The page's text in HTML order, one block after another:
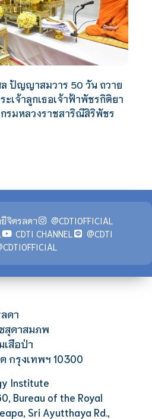
ปัญญาสมวาร 50 วัน ถวาย
เจ้าลูกเธอเจ้าฟ้าพัชรกิติยา
รมหลวงราชสาริณีสิริพัชร
จิตรลดา
@CDTIOFFICIAL
CDTI CHANNEL
@CDTI
ดา
สุดาสมภพ
สือป่า
กรุงเทพฯ 10300
Institute
Bureau of the Royal
Sri Ayutthaya Rd.,